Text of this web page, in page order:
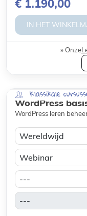
€ 1.190,00
IN HET
Onze
Klassikale
WordPress
WordPress leren